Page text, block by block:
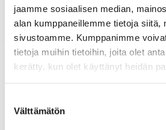
jaamme sosiaalisen median,
alan kumppaneillemme tietoja siitä,
sivustoamme. Kumppanimme
tietoja muihin tietoihin, joita olet
kerätty, kun olet käyttänyt heidän
valinta
Välttämätön
15.5.2026
Kesän toiminnot ja
Ota yhteyttä
Asiantuntijamme auttavat sinua
tarpeisiisi.